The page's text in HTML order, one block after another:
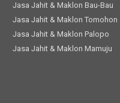
Jasa Jahit & Maklon Bau-Bau
Jasa Jahit & Maklon Tomohon
Jasa Jahit & Maklon Palopo
Jasa Jahit & Maklon Mamuju